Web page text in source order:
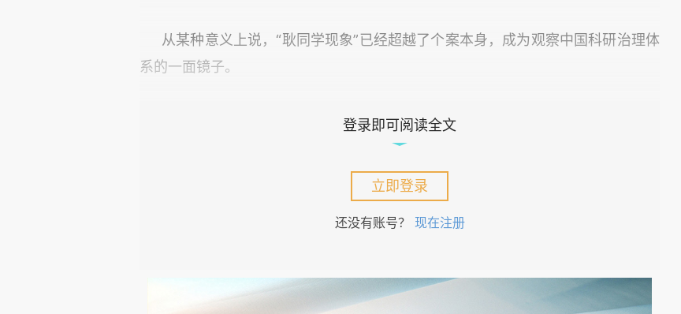
从某种意义上说，“耿同学现象”已经超越了个案本身，成为观察中国科研治理体
系的一面镜子。
在任何国家，科研活动都不可能完全杜绝学术不端。
造假事件，日本有小保方晴子STAP细胞事件，德国则出现过多位政治人物因博士论
登录即可阅读全文
立即登录
还没有账号？ 现在注册